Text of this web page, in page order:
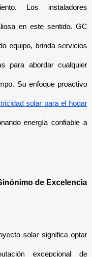
Los instaladores
en este sentido. GC
equipo, brinda servicios
para abordar cualquier
Su enfoque proactivo
solar para el hogar
energía confiable a
de Excelencia
solar significa optar
excepcional de